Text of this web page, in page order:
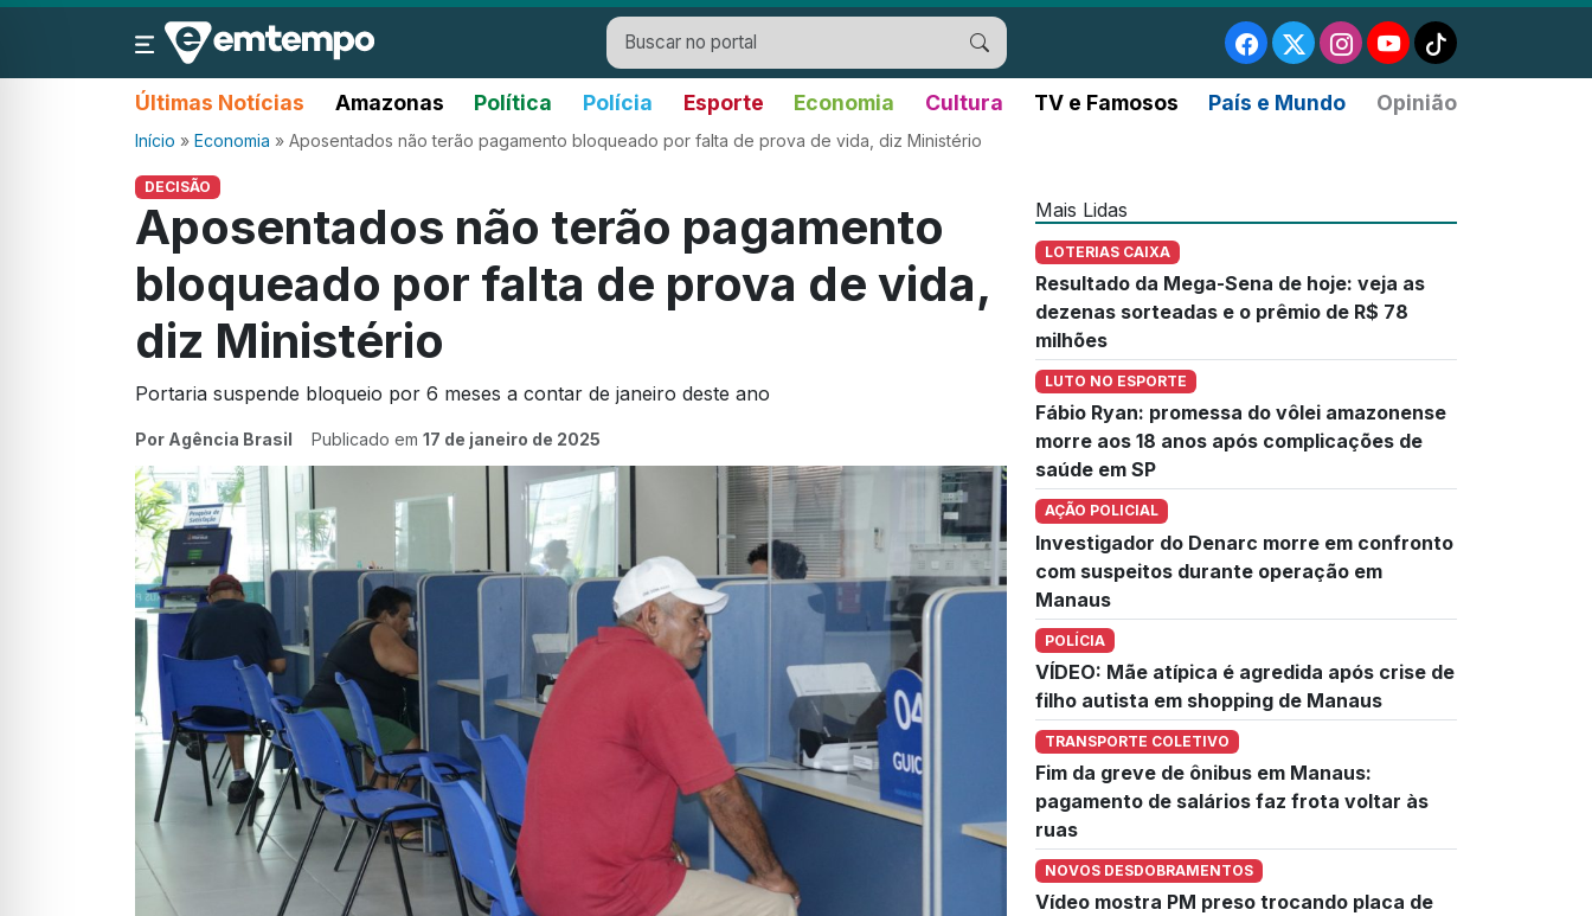
Últimas Notícias Amazonas Política Polícia Esporte Economia Cultura TV e Famosos País e Mundo Opinião
Início » Economia » Aposentados não terão pagamento bloqueado por falta de prova de vida, diz Ministério
DECISÃO
Aposentados não terão pagamento
bloqueado por falta de prova de vida,
diz Ministério
Portaria suspende bloqueio por 6 meses a contar de janeiro deste ano
Por Agência Brasil Publicado em 17 de janeiro de 2025
Mais Lidas
LOTERIAS CAIXA
Resultado da Mega-Sena de hoje: veja as
dezenas sorteadas e o prêmio de R$ 78
milhões
LUTO NO ESPORTE
Fábio Ryan: promessa do vôlei amazonense
morre aos 18 anos após complicações de
saúde em SP
AÇÃO POLICIAL
Investigador do Denarc morre em confronto
com suspeitos durante operação em
Manaus
POLÍCIA
VÍDEO: Mãe atípica é agredida após crise de
filho autista em shopping de Manaus
TRANSPORTE COLETIVO
Fim da greve de ônibus em Manaus:
pagamento de salários faz frota voltar às
ruas
NOVOS DESDOBRAMENTOS
Vídeo mostra PM preso trocando placa de